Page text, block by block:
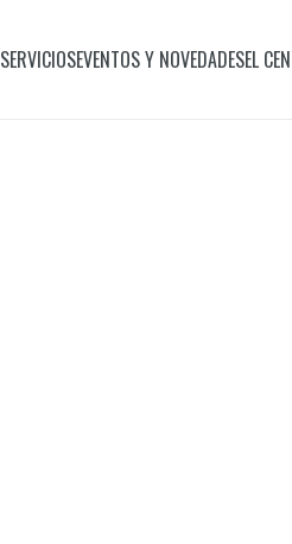
SERVICIOSEVENTOS Y NOVEDADESEL